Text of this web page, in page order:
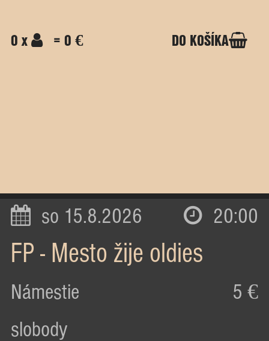
0 x = 0 € DO KOŠÍKA
so 15.8.2026 20:00
FP - Mesto žije oldies
Námestie
slobody
5 €